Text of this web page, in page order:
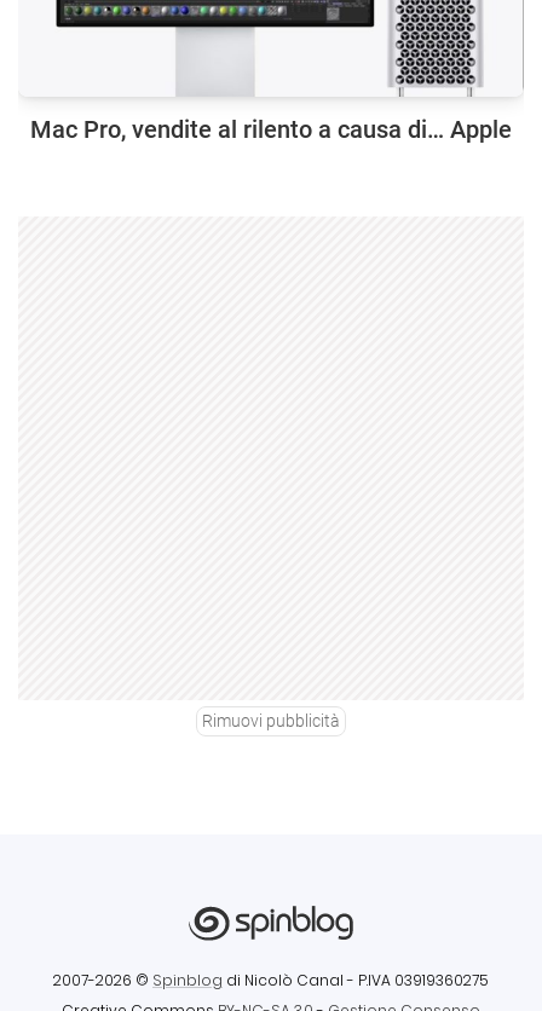
Mac Pro, vendite al rilento a causa di… Apple
Rimuovi pubblicità
2007-2026 © Spinblog di Nicolò Canal - P.IVA 03919360275